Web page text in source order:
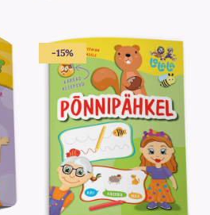
-15%